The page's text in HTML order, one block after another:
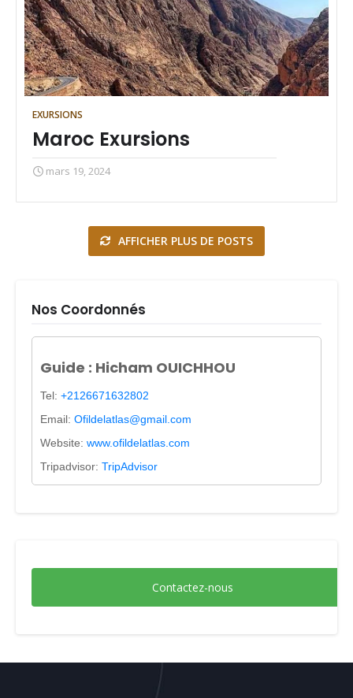
EXURSIONS
Maroc Exursions
mars 19, 2024
AFFICHER PLUS DE POSTS
Nos Coordonnés
Guide : Hicham OUICHHOU
Tel: +2126671632802
Email: Ofildelatlas@gmail.com
Website: www.ofildelatlas.com
Tripadvisor: TripAdvisor
Contactez-nous